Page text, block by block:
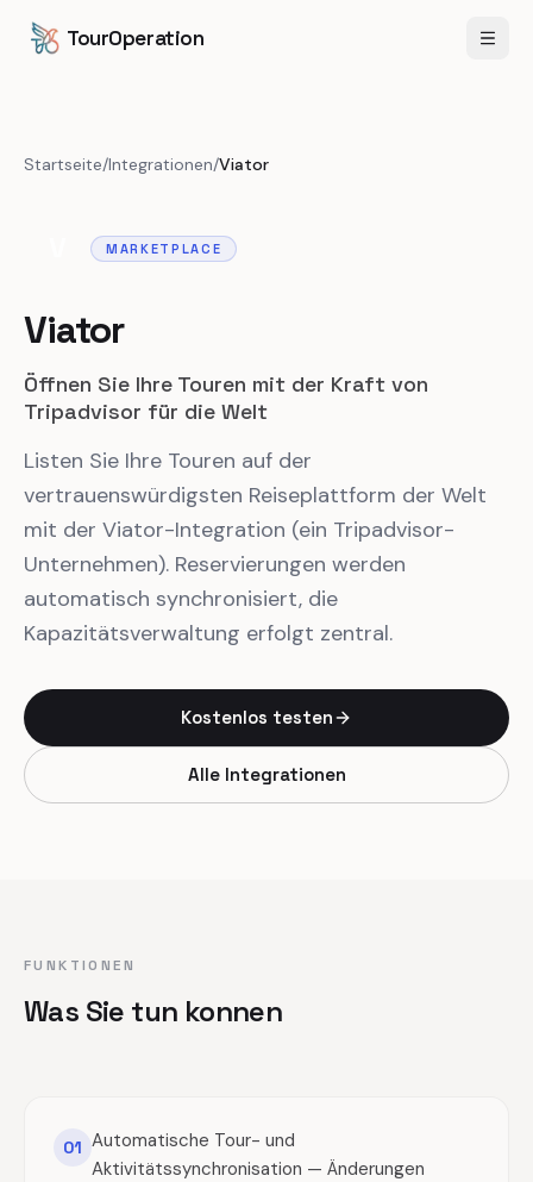
TourOperation
Startseite/Integrationen/Viator
MARKETPLACE
Viator
Öffnen Sie Ihre Touren mit der Kraft von
Tripadvisor für die Welt
Listen Sie Ihre Touren auf der
vertrauenswürdigsten Reiseplattform der Welt
mit der Viator-Integration (ein Tripadvisor-
Unternehmen). Reservierungen werden
automatisch synchronisiert, die
Kapazitätsverwaltung erfolgt zentral.
Kostenlos testen
Alle Integrationen
FUNKTIONEN
Was Sie tun konnen
01 Automatische Tour- und
Aktivitätssynchronisation — Änderungen